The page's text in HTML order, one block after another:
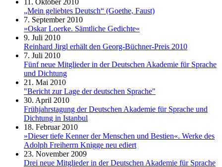
„Mein geliebtes Deutsch“ (Goethe, Faust)
7. September 2010
»Oskar Loerke. Sämtliche Gedichte«
9. Juli 2010
Reinhard Jirgl erhält den Georg-Büchner-Preis 2010
7. Juli 2010
Fünf neue Mitglieder in der Deutschen Akademie für Sprache
und Dichtung
21. Mai 2010
"Bericht zur Lage der deutschen Sprache"
30. April 2010
Frühjahrstagung der Deutschen Akademie für Sprache und
Dichtung in Istanbul
18. Februar 2010
»Dieser tiefe Kenner der Menschen und Bestien«. Werke des
Adolph Freiherrn Knigge neu ediert
23. November 2009
Drei neue Mitglieder in der Deutschen Akademie für Sprache